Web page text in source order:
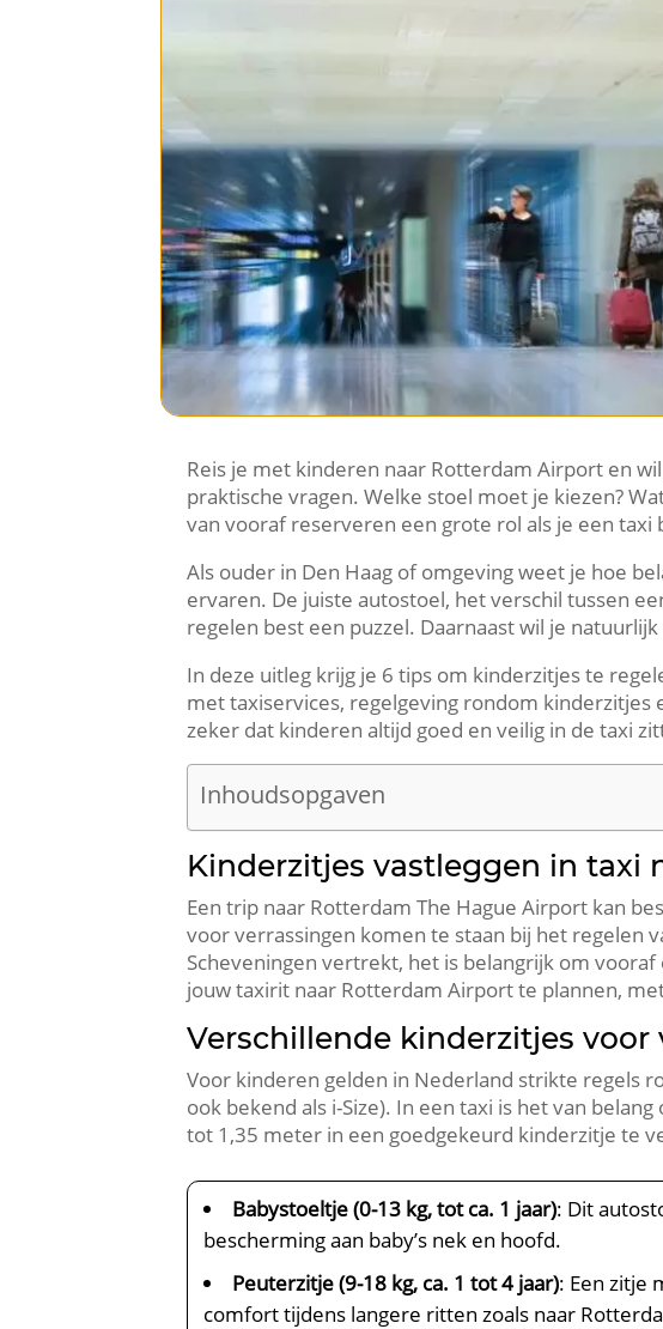
Reis je met kinderen naar Rotterdam Airport en
praktische vragen. Welke stoel moet je kiezen?
van vooraf reserveren een grote rol als je een taxi
Als ouder in Den Haag of omgeving weet je hoe
ervaren. De juiste autostoel, het verschil tussen
regelen best een puzzel. Daarnaast wil je
In deze uitleg krijg je 6 tips om kinderzitjes te
met taxiservices, regelgeving rondom
zeker dat kinderen altijd goed en veilig in de taxi
Inhoudsopgaven
Kinderzitjes vastleggen in taxi
Een trip naar Rotterdam The Hague Airport kan
voor verrassingen komen te staan bij het regelen
Scheveningen vertrekt, het is belangrijk om
jouw taxirit naar Rotterdam Airport te plannen,
Verschillende kinderzitjes
Voor kinderen gelden in Nederland strikte regels
ook bekend als i-Size). In een taxi is het van
tot 1,35 meter in een goedgekeurd kinderzitje te
Babystoeltje (0-13 kg, tot ca. 1 jaar): Dit
bescherming aan baby’s nek en hoofd.
Peuterzitje (9-18 kg, ca. 1 tot 4 jaar): Een zitje
comfort tijdens langere ritten zoals naar